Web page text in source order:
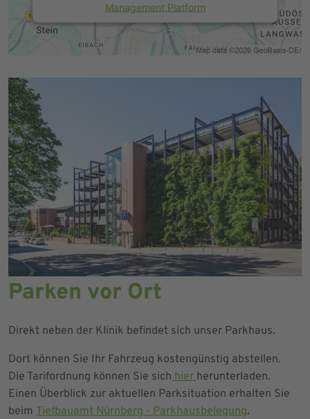
Management Platform
Parken vor Ort
Direkt neben der Klinik befindet sich unser Parkhaus.
Dort können Sie Ihr Fahrzeug kostengünstig abstellen.
Die Tarifordnung können Sie sich hier herunterladen.
Einen Überblick zur aktuellen Parksituation erhalten Sie
beim Tiefbauamt Nürnberg - Parkhausbelegung.